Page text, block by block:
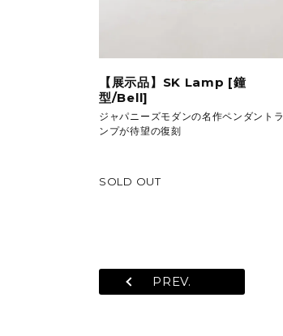
【展示品】SK Lamp [鐘
型/Bell]
ジャパニーズモダンの名作ペンダントラ
ンプが待望の復刻
SOLD OUT
PREV.